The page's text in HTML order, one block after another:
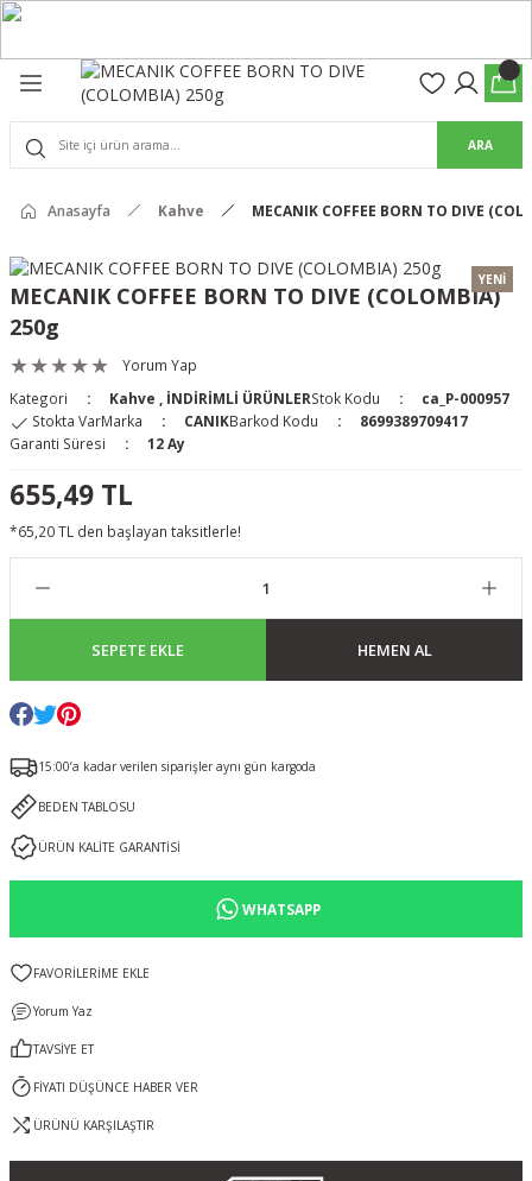
Pro Pantolon
Pantolon
& Kalkanlar
Kılıfları
ARA
Anasayfa Kahve MECANIK COFFEE BORN TO DIVE
YENİ
MECANIK COFFEE BORN TO DIVE (COLOMBIA)
250g
Yorum Yap
Kategori
Kahve İNDİRİMLİ ÜRÜNLERStok Kodu
ca_P-000957
Stokta VarMarka CANIKBarkod Kodu
8699389709417
Garanti Süresi
12 Ay
655,49 TL
*65,20 TL den başlayan taksitlerle!
SEPETE EKLE HEMEN AL
15:00’a kadar verilen siparişler aynı gün kargoda
BEDEN TABLOSU
ÜRÜN KALİTE GARANTİSİ
WHATSAPP
Yorum Yaz
TAVSİYE ET
FİYATI DÜŞÜNCE HABER VER
ÜRÜNÜ KARŞILAŞTIR